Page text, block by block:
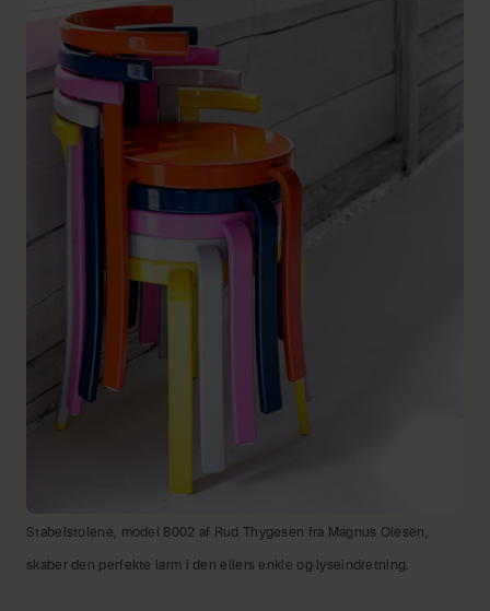
Stabelstolene, model 8002 af Rud Thygesen fra Magnus Olesen,
skaber den perfekte larm i den ellers enkle og lyseindretning.